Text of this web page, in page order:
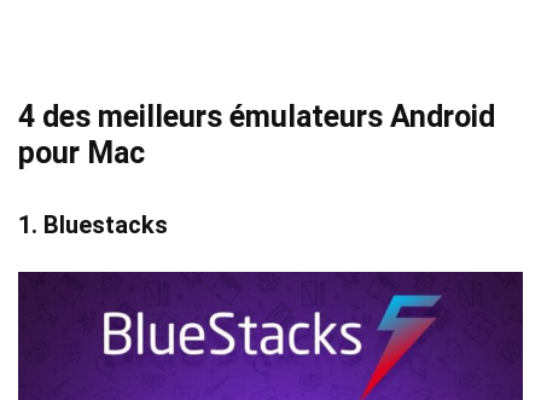
4 des meilleurs émulateurs Android
pour Mac
1. Bluestacks